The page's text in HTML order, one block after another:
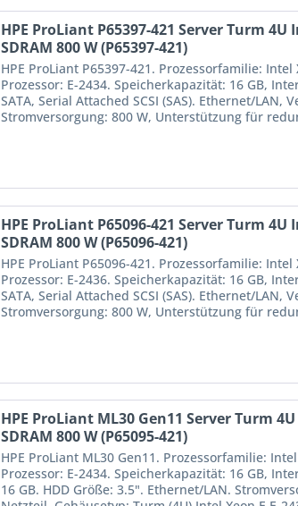
HPE ProLiant P65397-421 Server Turm 4U
SDRAM 800 W (P65397-421)
HPE ProLiant P65397-421. Prozessorfamilie:
Prozessor: E-2434. Speicherkapazität: 16 GB,
SATA, Serial Attached SCSI (SAS). Ethernet/
Stromversorgung: 800 W, Unterstützung für
HPE ProLiant P65096-421 Server Turm 4U
SDRAM 800 W (P65096-421)
HPE ProLiant P65096-421. Prozessorfamilie:
Prozessor: E-2436. Speicherkapazität: 16 GB,
SATA, Serial Attached SCSI (SAS). Ethernet/
Stromversorgung: 800 W, Unterstützung für
HPE ProLiant ML30 Gen11 Server Turm
SDRAM 800 W (P65095-421)
HPE ProLiant ML30 Gen11. Prozessorfamilie:
Prozessor: E-2434. Speicherkapazität: 16 GB,
16 GB. HDD Größe: 3.5". Ethernet/LAN.